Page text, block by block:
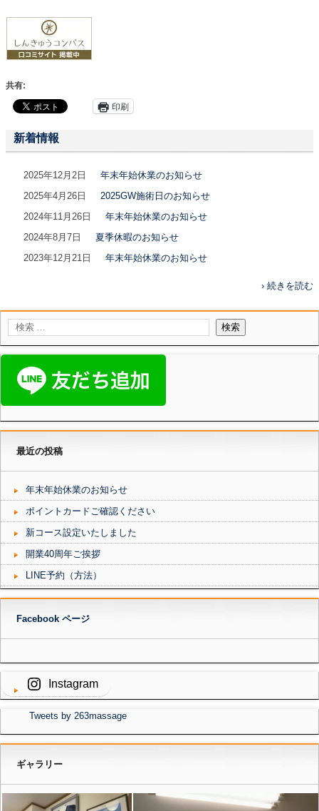
共有:
印刷
新着情報
2025年12月2日
年末年始休業のお知らせ
2025年4月26日
2025GW施術日のお知らせ
2024年11月26日
年末年始休業のお知らせ
2024年8月7日
夏季休暇のお知らせ
2023年12月21日
年末年始休業のお知らせ
› 続きを読む
最近の投稿
年末年始休業のお知らせ
ポイントカードご確認ください
新コース設定いたしました
開業40周年ご挨拶
LINE予約（方法）
Facebook ページ
Instagram
Tweets by 263massage
ギャラリー